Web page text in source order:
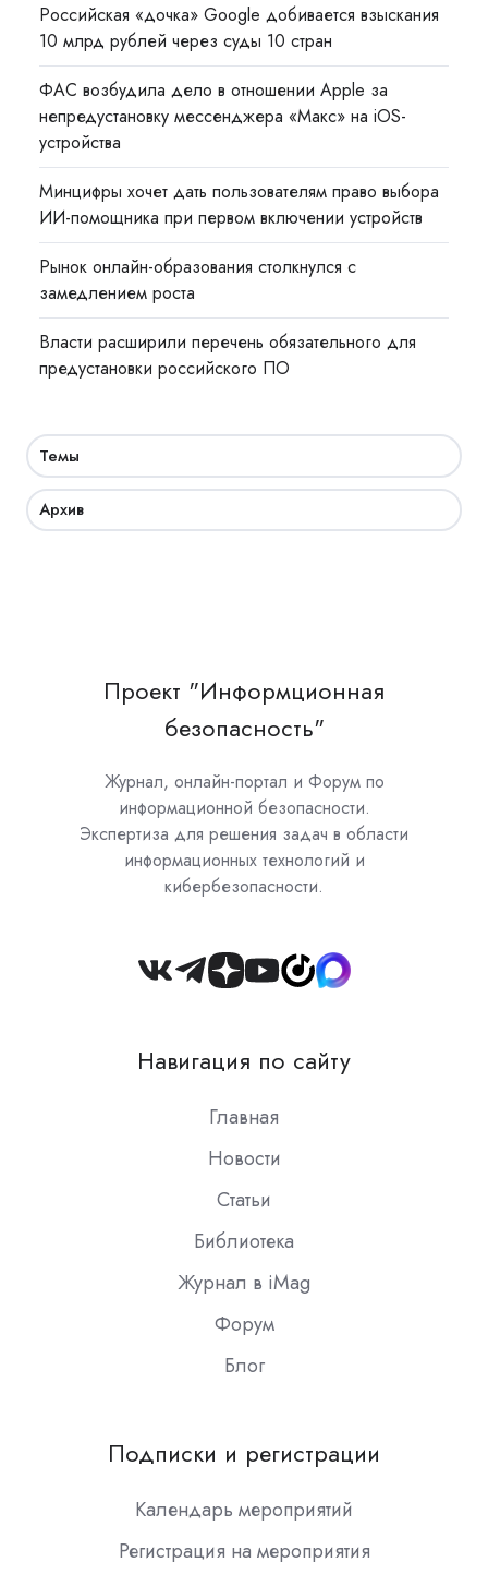
Российская «дочка» Google добивается взыскания
10 млрд рублей через суды 10 стран
ФАС возбудила дело в отношении Apple за
непредустановку мессенджера «Макс» на iOS-
устройства
Минцифры хочет дать пользователям право выбора
ИИ-помощника при первом включении устройств
Рынок онлайн-образования столкнулся с
замедлением роста
Власти расширили перечень обязательного для
предустановки российского ПО
Темы
Архив
Проект "Информционная
безопасность"
Журнал, онлайн-портал и Форум по
информационной безопасности.
Экспертиза для решения задач в области
информационных технологий и
кибербезопасности.
Join
Slack
Навигация по сайту
Главная
Новости
Статьи
Библиотека
Журнал в iMag
Форум
Блог
Подписки и регистрации
Календарь мероприятий
Регистрация на мероприятия